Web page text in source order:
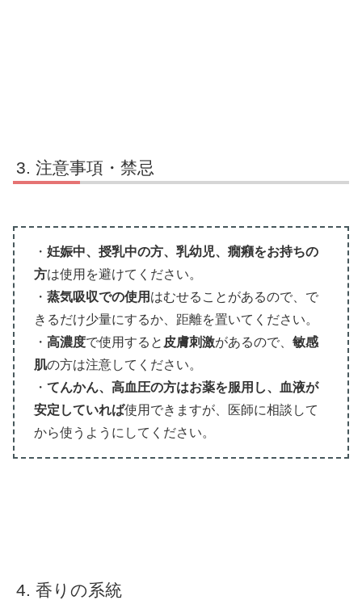
注意事項・禁忌
・ 妊娠中、授乳中の方、乳幼児、癇癪をお持ちの
方は使用を避けてください。
・ 蒸気吸収での使用 はむせることがあるので、で
きるだけ少量にするか、距離を置いてください。
・ 高濃度で使用すると 皮膚刺激があるので、 敏感
肌の方は注意してください。
・ てんかん、高血圧の方はお薬を服用し、血液が
安定していれば使用できますが、医師に相談して
から使うようにしてください。
香りの系統